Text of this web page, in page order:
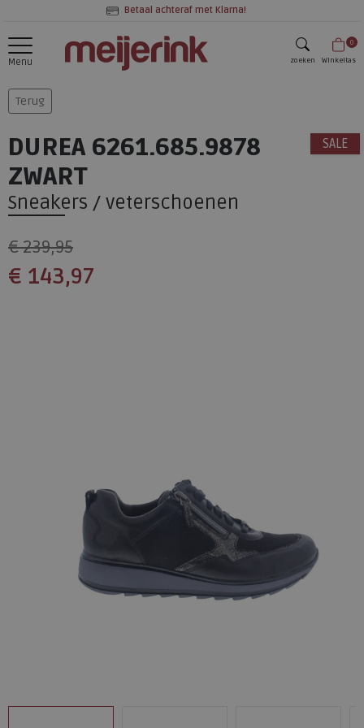
Betaal achteraf met Klarna!
Menu zoeken
0
Winkeltas
Terug
SALE
DUREA 6261.685.9878
ZWART
Sneakers / veterschoenen
€ 239,95
€ 143,97